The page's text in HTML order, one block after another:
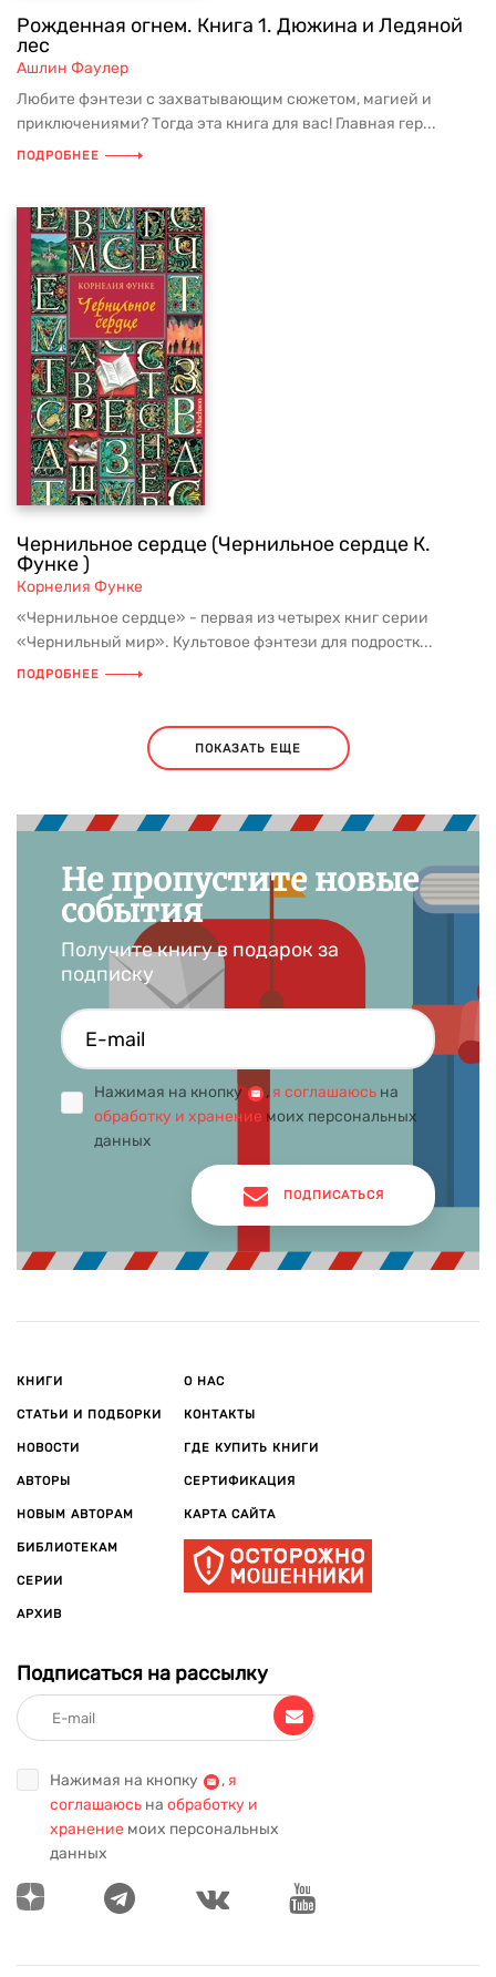
Рожденная огнем. Книга 1. Дюжина и Ледяной
лес
Ашлин Фаулер
Любите фэнтези с захватывающим сюжетом, магией и
приключениями? Тогда эта книга для вас! Главная гер...
ПОДРОБНЕЕ
Чернильное сердце (Чернильное сердце К.
Функе )
Корнелия Функе
«Чернильное сердце» - первая из четырех книг серии
«Чернильный мир». Культовое фэнтези для подростк...
ПОДРОБНЕЕ
ПОКАЗАТЬ ЕЩЕ
Не пропустите новые
события
Получите книгу в подарок за
подписку
Нажимая на кнопку , я соглашаюсь на
обработку и хранение моих персональных
данных
ПОДПИСАТЬСЯ
КНИГИ
СТАТЬИ И ПОДБОРКИ
НОВОСТИ
АВТОРЫ
НОВЫМ АВТОРАМ
БИБЛИОТЕКАМ
СЕРИИ
АРХИВ
О НАС
КОНТАКТЫ
ГДЕ КУПИТЬ КНИГИ
СЕРТИФИКАЦИЯ
КАРТА САЙТА
Подписаться на рассылку
Нажимая на кнопку , я
соглашаюсь на обработку и
хранение моих персональных
данных